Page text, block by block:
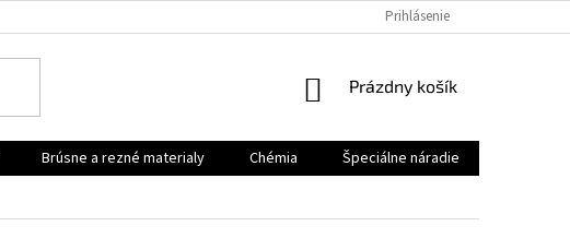
Prihlásenie
NÁKUPNÝ
Prázdny košík
Brúsne a rezné materialy Chémia Špeciálne náradie